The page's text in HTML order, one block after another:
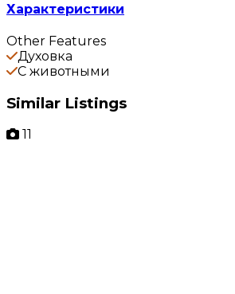
Характеристики
Other Features
Духовка
С животными
Similar Listings
11